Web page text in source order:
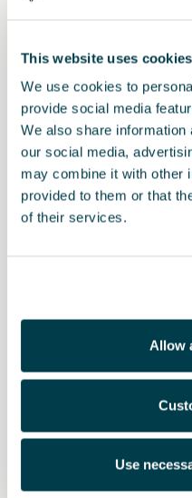
This website uses cookies
We use cookies to
provide social media
We also share
our social media,
may combine it with other
provided to them or that
of their services.
Allow
Use
Prodotto
Matita di ritocco a due strati
DESERT. Ripara rapidamente
vernice della carrozzeria del
Le matite di ritocco originali di
penna per 2 minuti e
Colore: ATACAMA DESERT
Istruzioni per l’uso: vernice a
una prova preventiva su un
invecchiamento del colore
verniciatura o diverse varianti
Comprende: 1 matita per